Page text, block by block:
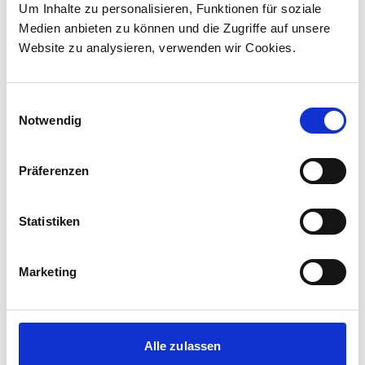
Um Inhalte zu personalisieren, Funktionen für soziale
Medien anbieten zu können und die Zugriffe auf unsere
Website zu analysieren, verwenden wir Cookies.
Notwendig
Präferenzen
Statistiken
Marketing
Alle zulassen
New standard in Hungarian railway transport:
First train completed for GYSEV’s new